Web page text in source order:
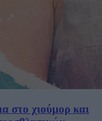
στο χιούμορ και